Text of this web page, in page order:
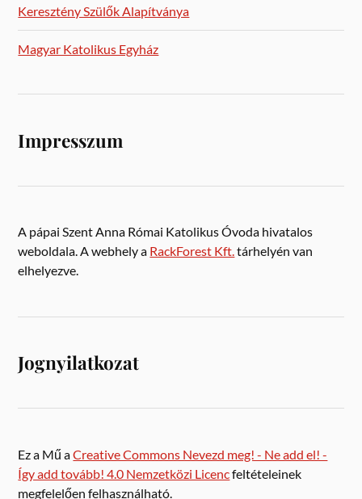
Keresztény Szülők Alapítványa
Magyar Katolikus Egyház
Impresszum
A pápai Szent Anna Római Katolikus Óvoda hivatalos
weboldala. A webhely a RackForest Kft.tárhelyén van
elhelyezve.
Jognyilatkozat
Ez a Mű aCreative Commons Nevezd meg! - Ne add el! -
Így add tovább! 4.0 Nemzetközi Licencfeltételeinek
megfelelően felhasználható.